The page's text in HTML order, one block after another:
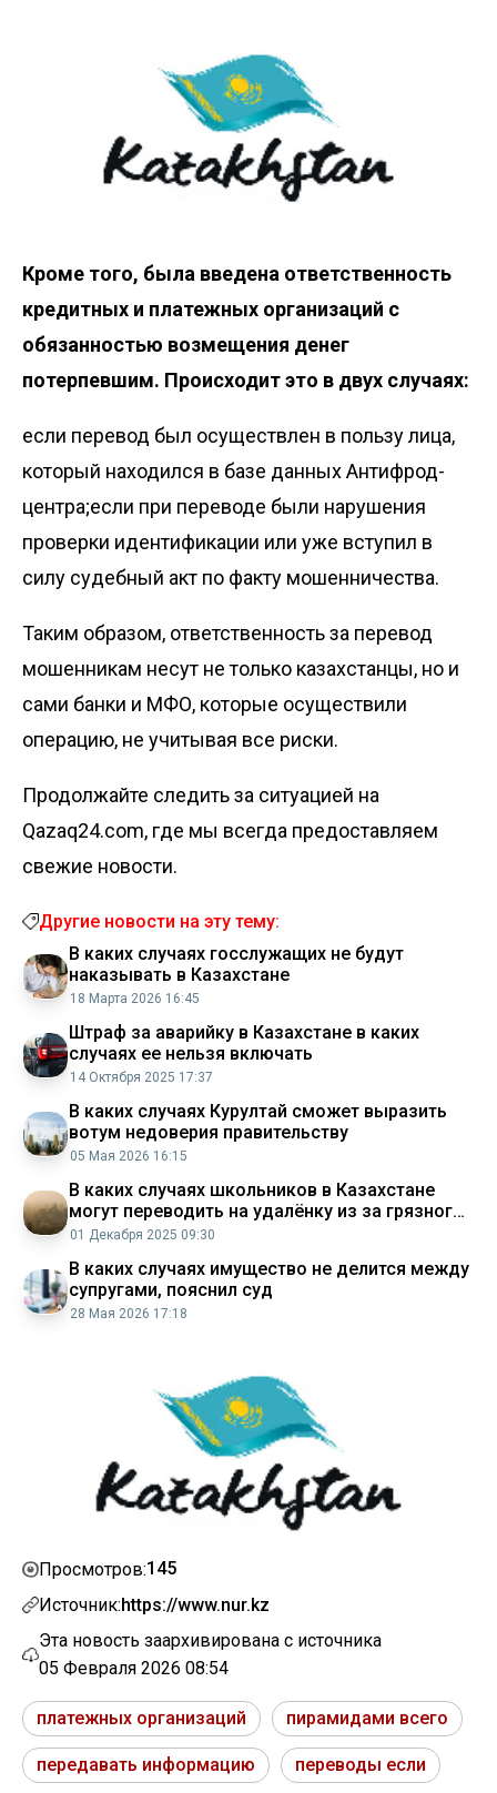
Кроме того, была введена ответственность
кредитных и платежных организаций с
обязанностью возмещения денег
потерпевшим. Происходит это в двух случаях:
если перевод был осуществлен в пользу лица,
который находился в базе данных Антифрод-
центра;если при переводе были нарушения
проверки идентификации или уже вступил в
силу судебный акт по факту мошенничества.
Таким образом, ответственность за перевод
мошенникам несут не только казахстанцы, но и
сами банки и МФО, которые осуществили
операцию, не учитывая все риски.
Продолжайте следить за ситуацией на
Qazaq24.com, где мы всегда предоставляем
свежие новости.
Другие новости на эту тему:
В каких случаях госслужащих не будут
наказывать в Казахстане
18 Марта 2026 16:45
Штраф за аварийку в Казахстане в каких
случаях ее нельзя включать
14 Октября 2025 17:37
В каких случаях Курултай сможет выразить
вотум недоверия правительству
05 Мая 2026 16:15
В каких случаях школьников в Казахстане
могут переводить на удалёнку из за грязного
воздуха
01 Декабря 2025 09:30
В каких случаях имущество не делится между
супругами, пояснил суд
28 Мая 2026 17:18
Просмотров:145
Источник:https://www.nur.kz
Эта новость заархивирована с источника
05 Февраля 2026 08:54
платежных организаций пирамидами всего
передавать информацию переводы если